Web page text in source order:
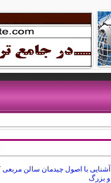
آشنایی با اصول چیدمان سالن
و بزرگ